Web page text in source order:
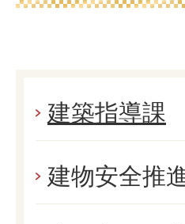
建築指導課
建物安全推